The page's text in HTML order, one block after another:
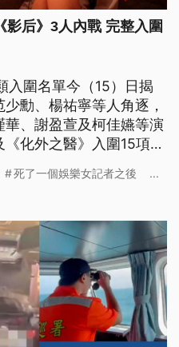
影后》3人內戰 完整入圍
入圍名單今（15）日揭
勳、楊祐寧等人角逐，
、謝盈萱及柯佳嬿等演
化外之醫》入圍15項並
主持人獎部分，Lulu以2
死了一個娛樂女記者之後 ...